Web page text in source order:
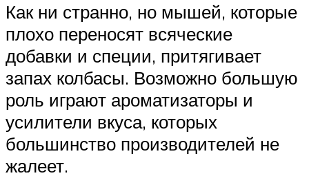
Как ни странно, но мышей, которые
плохо переносят всяческие
добавки и специи, притягивает
запах колбасы. Возможно большую
роль играют ароматизаторы и
усилители вкуса, которых
большинство производителей не
жалеет.